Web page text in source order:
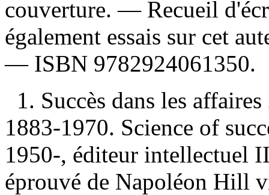
couverture. — Recueil
également essais sur cet
— ISBN 9782924061350.
1. Succès dans les
1883-1970. Science of
1950-, éditeur intellectuel
éprouvé de Napoléon Hill